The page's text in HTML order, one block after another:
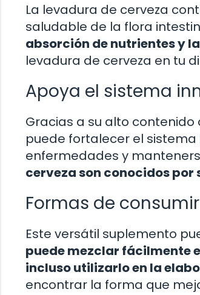
La levadura de cerveza
saludable de la flora
absorción de nutrientes y
levadura de cerveza en tu
Apoya el sistema
Gracias a su alto
puede fortalecer el
enfermedades y
cerveza son conocidos
Formas de
Este versátil suplemento
puede mezclar fácilmente
incluso utilizarlo en la
encontrar la forma que